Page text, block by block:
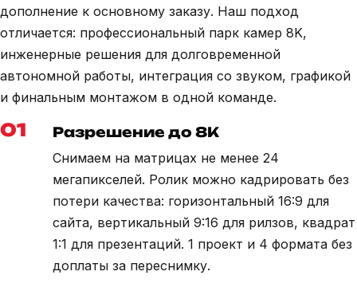
дополнение к основному заказу. Наш подход
отличается: профессиональный парк камер 8K,
инженерные решения для долговременной
автономной работы, интеграция со звуком, графикой
и финальным монтажом в одной команде.
01 Разрешение до 8K
Снимаем на матрицах не менее 24
мегапикселей. Ролик можно кадрировать без
потери качества: горизонтальный 16:9 для
сайта, вертикальный 9:16 для рилзов, квадрат
1:1 для презентаций. 1 проект и 4 формата без
доплаты за переснимку.